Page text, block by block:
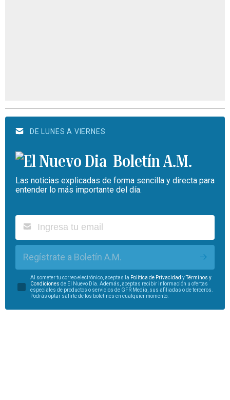
DE LUNES A VIERNES
Boletín A.M.
Las noticias explicadas de forma sencilla y directa para
entender lo más importante del día.
Regístrate a Boletín A.M.
Al someter tu correo electrónico, aceptas la Política de Privacidad yTérminos y
Condiciones de El Nuevo Día. Además, aceptas recibir información u ofertas
especiales de productos o servicios de GFR Media, sus afiliadas o de terceros.
Podrás optar salirte de los boletines en cualquier momento.